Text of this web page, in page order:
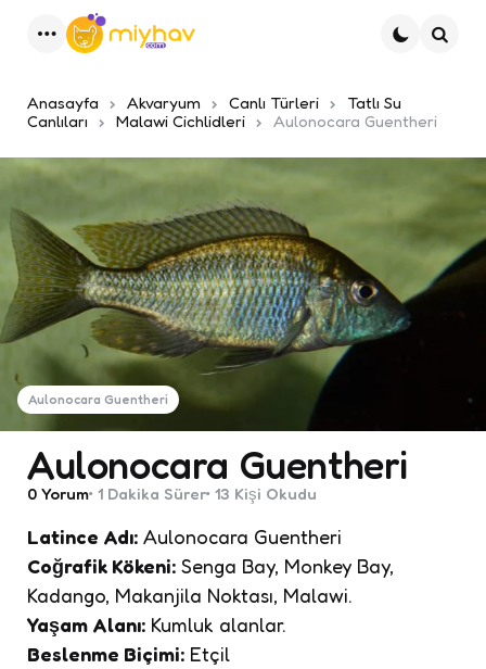
Anasayfa Akvaryum Canlı Türleri
Tatlı Su
Canlıları
Malawi Cichlidleri Aulonocara Guentheri
Aulonocara Guentheri
Aulonocara Guentheri
0 Yorum 1 Dakika Sürer 13 Kişi Okudu
Latince Adı: Aulonocara Guentheri
Coğrafik Kökeni: Senga Bay, Monkey Bay,
Kadango, Makanjila Noktası, Malawi.
Yaşam Alanı: Kumluk alanlar.
Beslenme Biçimi: Etçil